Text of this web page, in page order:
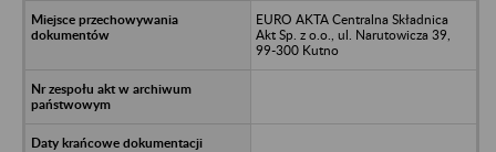
EURO AKTA Centralna Składnica
Akt Sp. z o.o., ul. Narutowicza 39,
99-300 Kutno